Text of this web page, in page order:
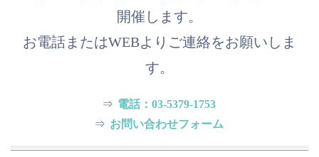
開催します。
お電話またはWEBよりご連絡をお願いしま
す。
⇒ 電話：03-5379-1753
⇒ お問い合わせフォーム